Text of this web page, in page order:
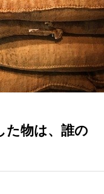
た物は、誰の